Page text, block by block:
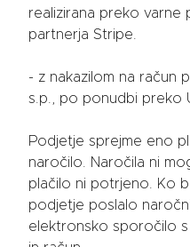
realizirana preko
partnerja Stripe.
- z nakazilom na račun
s.p., po ponudbi preko
Podjetje sprejme eno
naročilo. Naročila ni
plačilo ni potrjeno. Ko
podjetje poslalo
elektronsko sporočilo